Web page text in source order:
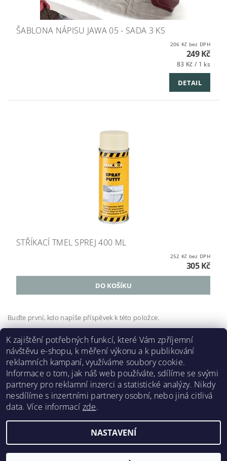
ŠABLONA NÁPISU JAWA 05 - SADA 3 KS
206 Kč bez DPH
249 Kč
83 Kč / 1 ks
DETAIL
STŘÍKACÍ TMEL SPREJ 400 ML
252 Kč bez DPH
305 Kč
Buďte první, kdo napíše příspěvek k této položce.
Přidat komentář
Buďte první, kdo napíše příspěvek k této položce.
Přidat hodnocení
2026 ©RENOPRO, všechna práva vyhrazena
K zajištění potřebných funkcí, které Vám zpříjemní
návštěvu e-shopu, k měření výkonu a k publikování
reklamních kampaní, využíváme soubory cookie.
Informace o tom, jak náš web používáte, sdílíme se svými
partnery pro reklamní inzerci a statistické analýzy. Nikdy
nesdílíme s inzertními partnery osobní, nebo jiná citlivá
data. Více informací zde.
NASTAVENÍ